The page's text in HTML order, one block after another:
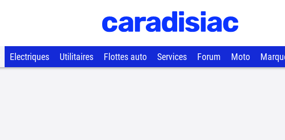
Electriques Utilitaires Flottes auto Services Forum Moto